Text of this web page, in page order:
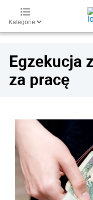
Kategorie
Egzekucja
za pracę